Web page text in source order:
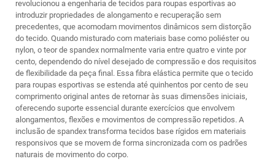
revolucionou a engenharia de tecidos para roupas esportivas ao
introduzir propriedades de alongamento e recuperação sem
precedentes, que acomodam movimentos dinâmicos sem distorção
do tecido. Quando misturado com materiais base como poliéster ou
nylon, o teor de spandex normalmente varia entre quatro e vinte por
cento, dependendo do nível desejado de compressão e dos requisitos
de flexibilidade da peça final. Essa fibra elástica permite que o tecido
para roupas esportivas se estenda até quinhentos por cento de seu
comprimento original antes de retornar às suas dimensões iniciais,
oferecendo suporte essencial durante exercícios que envolvem
alongamentos, flexões e movimentos de compressão repetidos. A
inclusão de spandex transforma tecidos base rígidos em materiais
responsivos que se movem de forma sincronizada com os padrões
naturais de movimento do corpo.